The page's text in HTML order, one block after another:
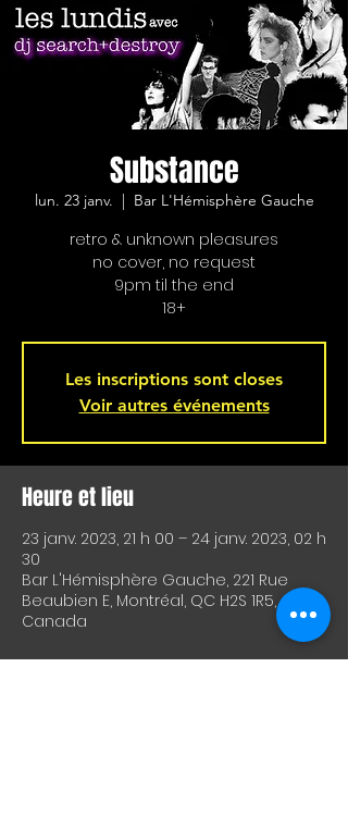
Substance
lun. 23 janv. Bar L'Hémisphère Gauche
retro & unknown pleasures
no cover, no request
9pm til the end
18+
Les inscriptions sont closes
Voir autres événements
Heure et lieu
23 janv. 2023, 21 h 00 – 24 janv. 2023, 02 h
30
Bar L'Hémisphère Gauche, 221 Rue
Beaubien E, Montréal, QC H2S 1R5,
Canada